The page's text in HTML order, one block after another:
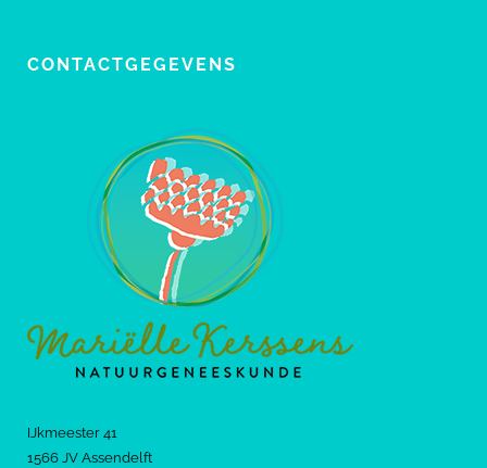
CONTACTGEGEVENS
IJkmeester 41
1566 JV Assendelft